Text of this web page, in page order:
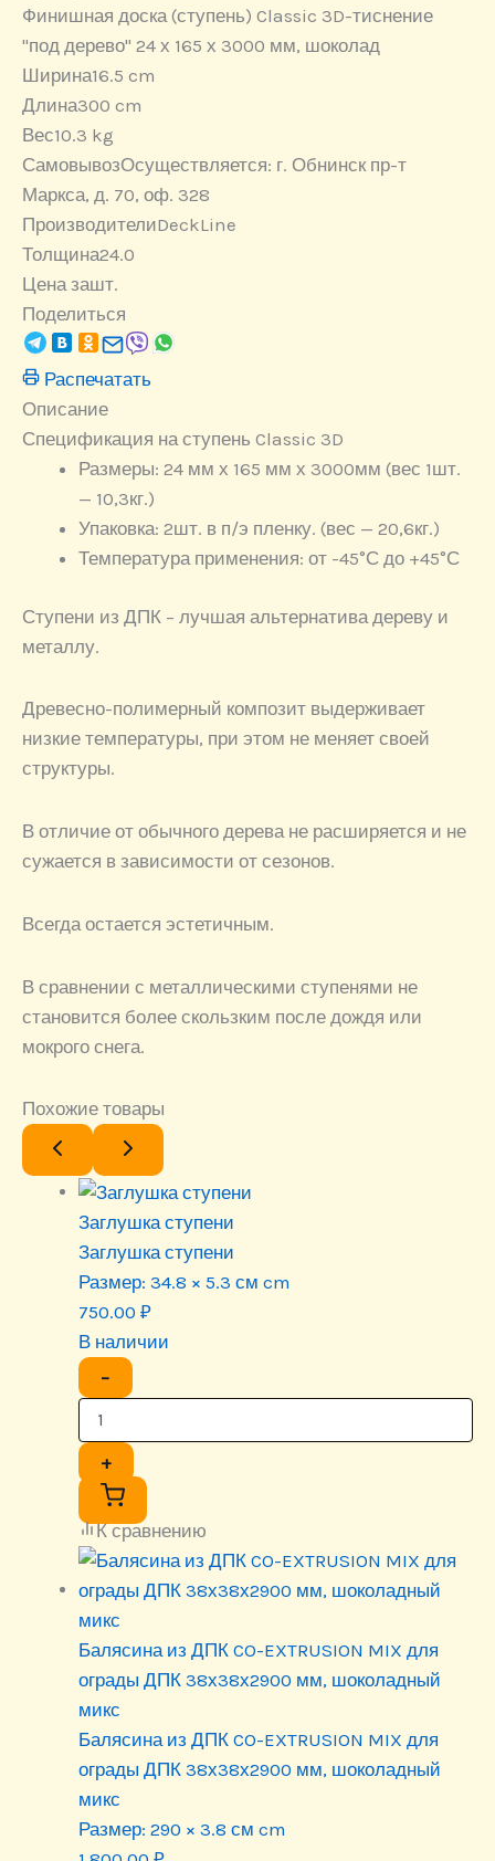
тиснение
"под
24
х
165
3000
мм,
шоколад
Финишная доска (ступень) Classic 3D-тиснение
"под дерево" 24 х 165 х 3000 мм, шоколад
Ширина16.5 cm
Длина300 cm
Вес10.3 kg
СамовывозОсуществляется: г. Обнинск пр-т
Маркса, д. 70, оф. 328
ПроизводителиDeckLine
Толщина24.0
Цена зашт.
Поделиться
Распечатать
Описание
Спецификация на ступень Classic 3D
Размеры: 24 мм х 165 мм х 3000мм (вес 1шт.
— 10,3кг.)
Упаковка: 2шт. в п/э пленку. (вес — 20,6кг.)
Температура применения: от -45°С до +45°С
Ступени из ДПК – лучшая альтернатива дереву и
металлу.
Древесно-полимерный композит выдерживает
низкие температуры, при этом не меняет своей
структуры.
В отличие от обычного дерева не расширяется и не
сужается в зависимости от сезонов.
Всегда остается эстетичным.
В сравнении с металлическими ступенями не
становится более скользким после дождя или
мокрого снега.
Похожие товары
Заглушка ступени
Заглушка ступени
Размер: 34.8 × 5.3 см cm
750.00 ₽
В наличии
−
+
К сравнению
Балясина из ДПК CO-EXTRUSION MIX для
ограды ДПК 38х38х2900 мм, шоколадный
микс
Балясина из ДПК CO-EXTRUSION MIX для
ограды ДПК 38х38х2900 мм, шоколадный
микс
Размер: 290 × 3.8 см cm